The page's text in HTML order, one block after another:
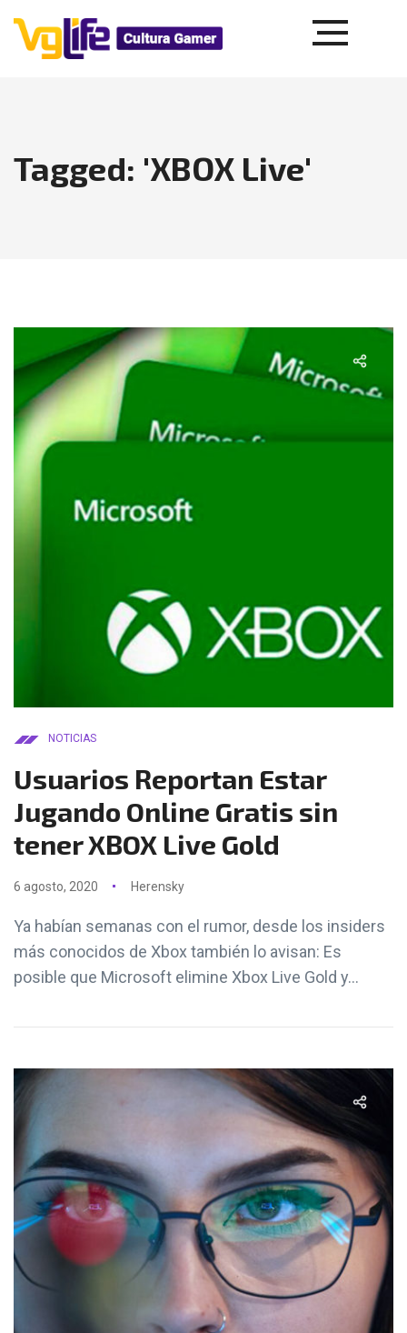
Tagged: 'XBOX Live'
NOTICIAS
Usuarios Reportan Estar
Jugando Online Gratis sin
tener XBOX Live Gold
6 agosto, 2020 Herensky
Ya habían semanas con el rumor, desde los insiders
más conocidos de Xbox también lo avisan: Es
posible que Microsoft elimine Xbox Live Gold y...